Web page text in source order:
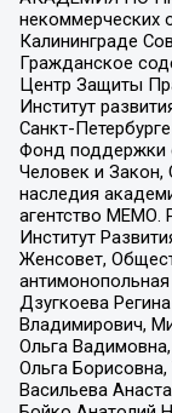
некоммерческих
Калининграде
Гражданское
Центр Защиты
Институт
Санкт-
Фонд поддержки
Человек и
наследия
агентство МЕМО.
Институт
Женсовет,
Дзугкоева
Владимирович,
Ольга
Ольга
Васильева